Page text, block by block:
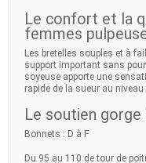
Le confort et la
femmes
Les bretelles souples et à
support important sans
soyeuse apporte une
rapide de la sueur au
Le soutien gorge
Bonnets : D à F
Du 95 au 110 de tour de